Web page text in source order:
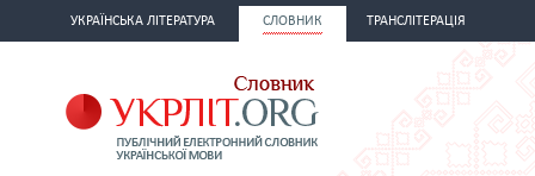
УКРАЇНСЬКА ЛІТЕРАТУРА СЛОВНИК ТРАНСЛІТЕРАЦІЯ